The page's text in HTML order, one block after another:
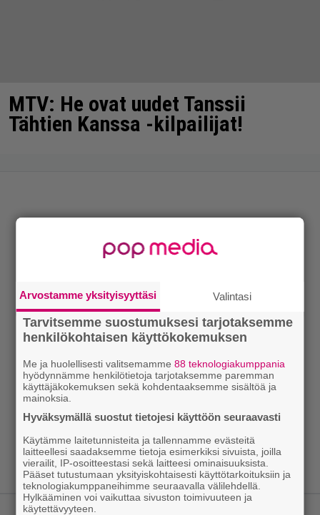
MTV: He ovat uudet Tanssii
Tähtien Kanssa -kilpailijat!
Arvostamme yksityisyyttäsi Valintasi
Tarvitsemme suostumuksesi tarjotaksemme
henkilökohtaisen käyttökokemuksen
Me ja huolellisesti valitsemamme88 teknologiakumppania
hyödynnämme henkilötietoja tarjotaksemme paremman
käyttäjäkokemuksen sekä kohdentaaksemme sisältöä ja
mainoksia.
Hyväksymällä suostut tietojesi käyttöön seuraavasti
Käytämme laitetunnisteita ja tallennamme evästeitä
laitteellesi saadaksemme tietoja esimerkiksi sivuista, joilla
vierailit, IP-osoitteestasi sekä laitteesi ominaisuuksista.
Pääset tutustumaan yksityiskohtaisesti käyttötarkoituksiin ja
teknologiakumppaneihimme seuraavalla välilehdellä.
Hylkääminen voi vaikuttaa sivuston toimivuuteen ja
käytettävyyteen.